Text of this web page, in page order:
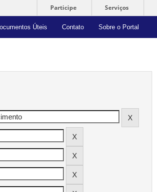
Participe Serviços
Úteis Contato Sobre o Portal